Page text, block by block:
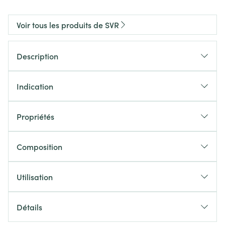
Voir tous les produits de SVR
Description
Indication
Propriétés
Composition
Utilisation
Détails